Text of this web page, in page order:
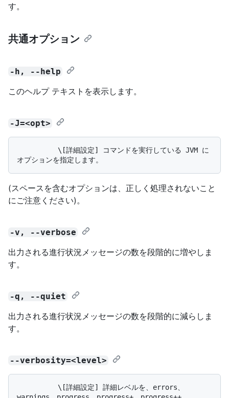
す。
共通オプション
-h, --help
このヘルプ テキストを表示します。
-J=<opt>
(スペースを含むオプションは、正しく処理されないこと
にご注意ください)。
-v, --verbose
出力される進行状況メッセージの数を段階的に増やしま
す。
-q, --quiet
出力される進行状況メッセージの数を段階的に減らしま
す。
--verbosity=<level>